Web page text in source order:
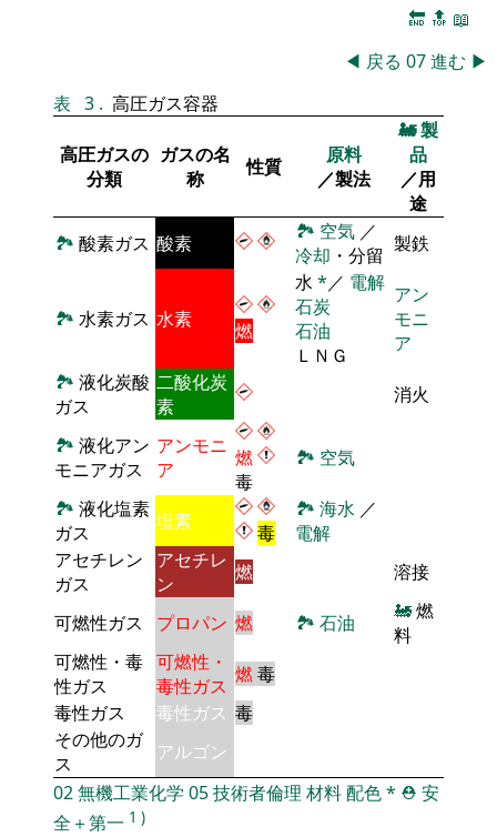
🔚 🔝 📖
◀ 戻る 07進む ▶
表 3 . 高圧ガス容器
高圧ガスの
分類
ガスの名
称
性質
原料
／製法
🚂製
品
／用
途
🏞 酸素ガス 酸素 🏞 空気 ／
冷却 ・分留 製鉄
🏞 水素ガス 水素 燃
水 *／ 電解
石炭
石油
ＬＮＧ
アン
モニ
ア
🏞 液化炭酸
ガス
二酸化炭
素
消火
🏞 液化アン
モニアガス
アンモニ
ア
燃
毒
🏞 空気
🏞 液化塩素
ガス
塩素 毒
🏞 海水 ／
電解
アセチレン
ガス
アセチレ
ン
燃 溶接
可燃性ガス プロパン 燃 🏞 石油 🚂燃
料
可燃性・毒
性ガス
可燃性・
毒性ガス 燃毒
毒性ガス
毒性ガス 毒
その他のガ
ス
アルゴン
02無機工業化学 05技術者倫理 材料配色* ⛑️ 安
全＋第一 1 )